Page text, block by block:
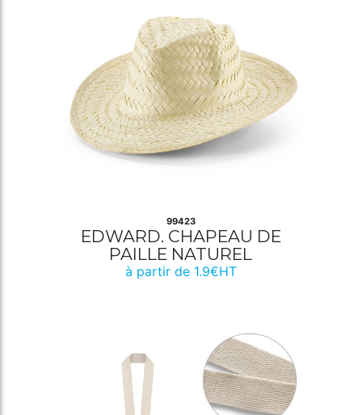
99423
EDWARD. CHAPEAU DE
PAILLE NATUREL
à partir de 1.9€HT